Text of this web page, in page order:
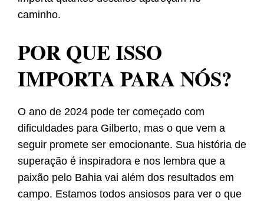
caminho.
POR QUE ISSO
IMPORTA PARA NÓS?
O ano de 2024 pode ter começado com
dificuldades para Gilberto, mas o que vem a
seguir promete ser emocionante. Sua história de
superação é inspiradora e nos lembra que a
paixão pelo Bahia vai além dos resultados em
campo. Estamos todos ansiosos para ver o que